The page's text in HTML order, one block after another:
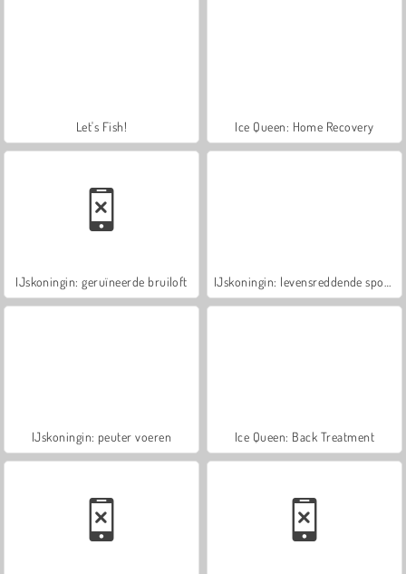
Let's Fish! Ice Queen: Home Recovery
IJskoningin: geruïneerde bruiloft
IJskoningin: peuter voeren Ice Queen: Back Treatment